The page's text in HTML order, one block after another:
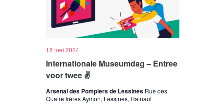
Internationale Museumdag – Entree
voor twee ✌️
18 mei 2024
Arsenal des Pompiers de Lessines Rue des
Quatre frères Aymon, Lessines, Hainaut